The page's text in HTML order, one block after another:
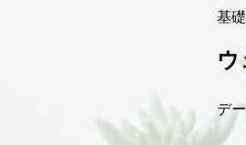
基
ウ
デ